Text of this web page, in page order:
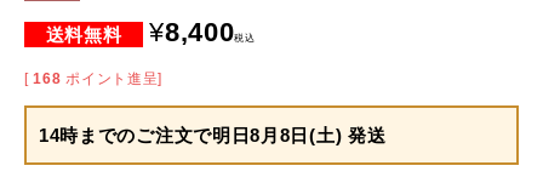
¥8,400税込
[ 168 ポイント進呈]
14時までのご注文で明日8月8日(土) 発送